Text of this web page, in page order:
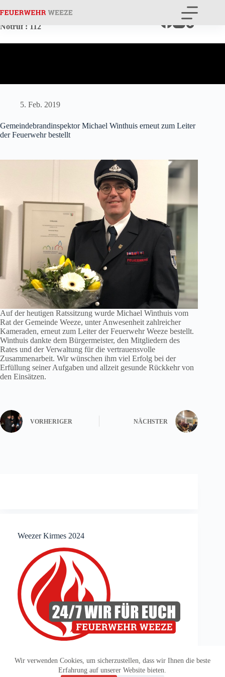
Inhalt
Wir verwenden Cookies, um sicherzustellen, dass wir Ihnen die beste
Erfahrung auf unserer Website bieten.
Notruf : 112
5. Feb. 2019
Gemeindebrandinspektor Michael Winthuis erneut zum Leiter
der Feuerwehr bestellt
Auf der heutigen Ratssitzung wurde Michael Winthuis vom
Rat der Gemeinde Weeze, unter Anwesenheit zahlreicher
Kameraden, erneut zum Leiter der Feuerwehr Weeze bestellt.
Winthuis dankte dem Bürgermeister, den Mitgliedern des
Rates und der Verwaltung für die vertrauensvolle
Zusammenarbeit. Wir wünschen ihm viel Erfolg bei der
Erfüllung seiner Aufgaben und allzeit gesunde Rückkehr von
den Einsätzen.
VORHERIGER NÄCHSTER
Weezer Kirmes 2024